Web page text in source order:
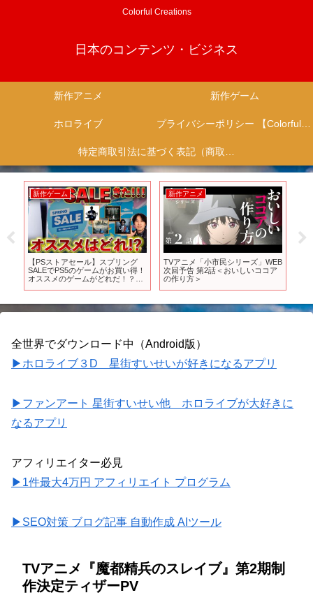
Colorful Creations
日本のコンテンツ・ビジネス
新作アニメ 新作ゲーム
ホロライブ プライバシーポリシー 【Colorful Creation】
特定商取引法に基づく表記（商取引に関する開示）
新作ゲーム
【PSストアセール】スプリング
SALEでPS5のゲームがお買い得！
オススメのゲームがどれだ！？し
新作アニメ
TVアニメ「小市民シリーズ」WEB
次回予告 第2話＜おいしいココア
の作り方＞
全世界でダウンロード中（Android版）
▶ホロライブ３D 星街すいせいが好きになるアプリ
▶ファンアート 星街すいせい他 ホロライブが大好きに
なるアプリ
アフィリエイター必見
▶1件最大4万円 アフィリエイト プログラム
▶SEO対策 ブログ記事 自動作成 AIツール
TVアニメ『魔都精兵のスレイブ』第2期制
作決定ティザーPV